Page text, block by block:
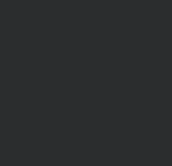
店 價格合理 肉質鮮甜，能做
不口渴 米血很新鮮又軟Q 青菜
會有豆芽韭菜。鵝油偏鹹拌飯不